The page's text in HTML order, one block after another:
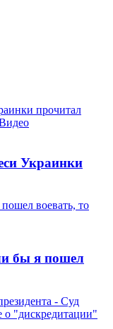
Украинки
бы я пошел